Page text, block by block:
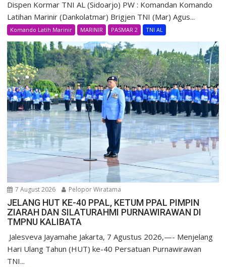
Dispen Kormar TNI AL (Sidoarjo) PW : Komandan Komando
Latihan Marinir (Dankolatmar) Brigjen TNI (Mar) Agus...
Komando Latih Marinir MARINIR PASMAR 2 TNI AL
7 August 2026 Pelopor Wiratama
JELANG HUT KE-40 PPAL, KETUM PPAL PIMPIN
ZIARAH DAN SILATURAHMI PURNAWIRAWAN DI
TMPNU KALIBATA
​ Jalesveva Jayamahe Jakarta, 7 Agustus 2026,—- Menjelang
Hari Ulang Tahun (HUT) ke-40 Persatuan Purnawirawan
TNI...